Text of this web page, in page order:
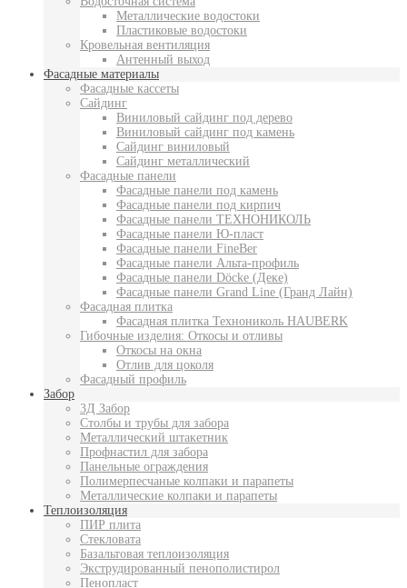
Металлические водостоки
Пластиковые водостоки
Кровельная вентиляция
Антенный выход
Фасадные материалы
Фасадные кассеты
Сайдинг
Виниловый сайдинг под дерево
Виниловый сайдинг под камень
Сайдинг виниловый
Сайдинг металлический
Фасадные панели
Фасадные панели под камень
Фасадные панели под кирпич
Фасадные панели ТЕХНОНИКОЛЬ
Фасадные панели Ю-пласт
Фасадные панели FineBer
Фасадные панели Альта-профиль
Фасадные панели Döcke (Деке)
Фасадные панели Grand Line (Гранд Лайн)
Фасадная плитка
Фасадная плитка Технониколь HAUBERK
Гибочные изделия: Откосы и отливы
Откосы на окна
Отлив для цоколя
Фасадный профиль
Забор
3Д Забор
Столбы и трубы для забора
Металлический штакетник
Профнастил для забора
Панельные ограждения
Полимерпесчаные колпаки и парапеты
Металлические колпаки и парапеты
Теплоизоляция
ПИР плита
Стекловата
Базальтовая теплоизоляция
Экструдированный пенополистирол
Пенопласт